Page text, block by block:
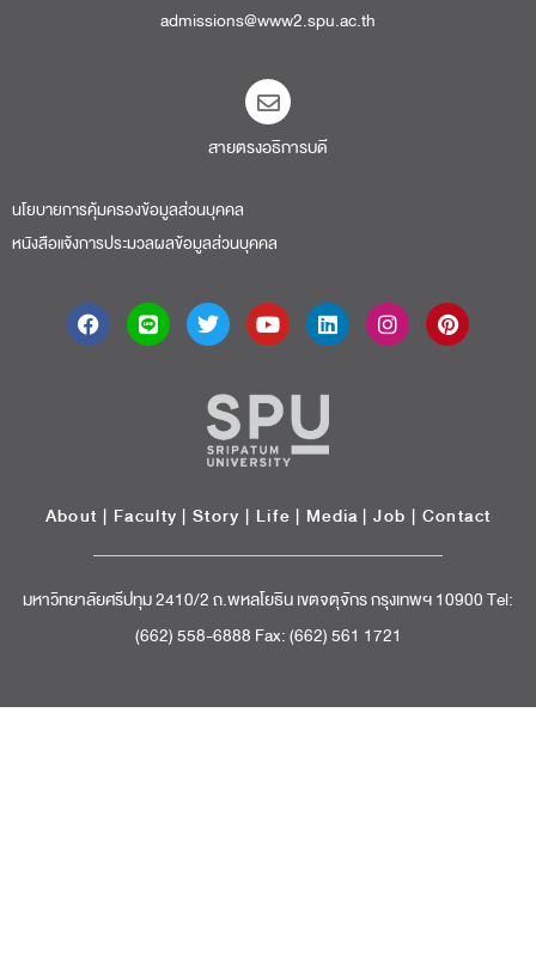
admissions@www2.spu.ac.th
สายตรงอธิการบดี​
นโยบายการคุ้มครองข้อมูลส่วนบุคคล
หนังสือแจ้งการประมวลผลข้อมูลส่วนบุคคล
About | Faculty | Story | Life | Media |Job | Contact
มหาวิทยาลัยศรีปทุม 2410/2 ถ.พหลโยธิน เขตจตุจักร กรุงเทพฯ 10900 Tel:
(662) 558-6888 Fax: (662) 561 1721